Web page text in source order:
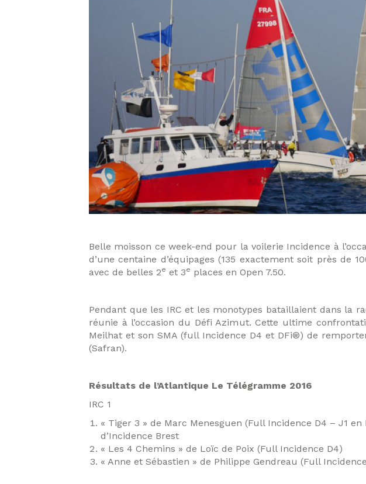
Belle moisson ce week-end pour la voilerie Incidence à
d’une centaine d’équipages (135 exactement soit près de
avec de belles 2e et 3e places en Open 7.50.
Pendant que les IRC et les monotypes bataillaient dans la
réunie à l’occasion du Défi Azimut. Cette ultime
Meilhat et son SMA (full Incidence D4 et DFi®) de
(Safran).
Résultats de l’Atlantique Le Télégramme 2016
IRC 1
« Tiger 3 » de Marc Menesguen (Full Incidence D4 – J1
d’Incidence Brest
« Les 4 Chemins » de Loïc de Poix (Full Incidence D4)
« Anne et Sébastien » de Philippe Gendreau (Full